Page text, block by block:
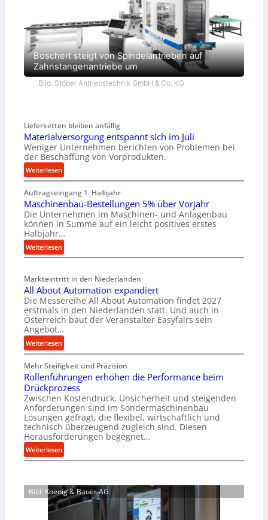
Boschert steigt von Spindelantrieben auf
Zahnstangenantriebe um
Bild: Stöber Antriebstechnik GmbH & Co. KG
Lieferketten bleiben anfällig
Materialversorgung entspannt sich im Juli
Weniger Unternehmen berichten von Problemen bei
der Beschaffung von Vorprodukten.
Weiterlesen:
M
a
t
e
r
i
a
l
e
r
s
o
u
n
g
e
n
t
s
p
a
n
s
i
c
Auftragseingang 1. Halbjahr
Maschinenbau-Bestellungen 5% über Vorjahr
Die Unternehmen im Maschinen- und Anlagenbau
können in Summe auf ein leicht positives erstes
Halbjahr…
Weiterlesen:
M
s
c
h
i
n
e
n
a
u
-
B
e
s
t
e
l
u
n
g
Markteintritt in den Niederlanden
All About Automation expandiert
Die Messereihe All About Automation findet 2027
erstmals in den Niederlanden statt. Und auch in
Österreich baut der Veranstalter Easyfairs sein
Angebot…
Weiterlesen:
A
l
l
A
b
o
u
t
A
u
m
a
Mehr Steifigkeit und Präzision
Rollenführungen erhöhen die Performance beim
Drückprozess
Zwischen Kostendruck, Unsicherheit und steigenden
Anforderungen sind im Sondermaschinenbau
Lösungen gefragt, die flexibel, wirtschaftlich und
technisch überzeugend zugleich sind. Diesen
Herausforderungen begegnet…
Weiterlesen:
R
l
l
e
Bild: Koenig & Bauer AG